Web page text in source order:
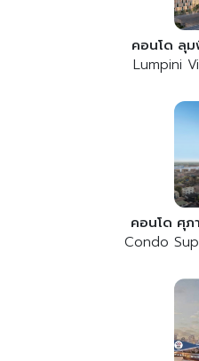
คอนโด ลุ
Lumpini
คอนโด ศุภ
Condo